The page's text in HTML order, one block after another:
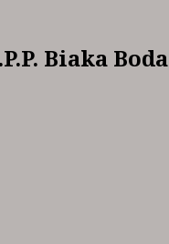
Biaka Boda